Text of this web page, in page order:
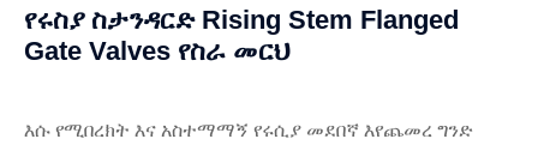
የሩስያ ስታንዳርድ Rising Stem Flanged
Gate Valves የስራ መርህ
እሱ የሚበረክት እና አስተማማኝ የሩሲያ መደበኛ እየጨመረ ግንድ